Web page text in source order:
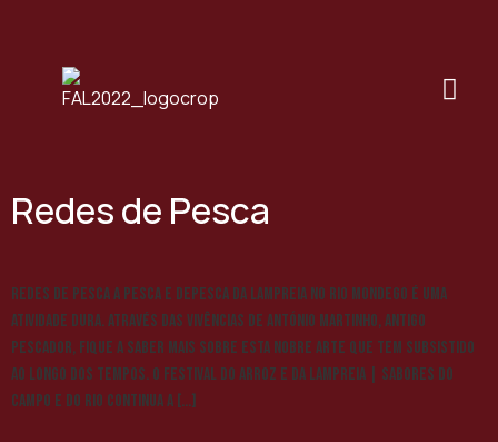
Redes de Pesca
Redes de Pesca A pesca e depesca da lampreia no Rio Mondego é uma
atividade dura. Através das vivências de António Martinho, antigo
pescador, fique a saber mais sobre esta nobre arte que tem subsistido
ao longo dos tempos. O Festival do Arroz e da Lampreia | Sabores do
Campo e do Rio continua a […]